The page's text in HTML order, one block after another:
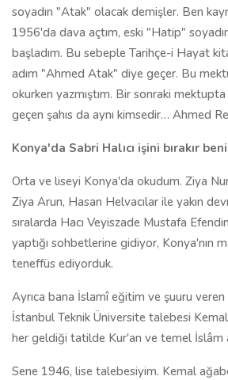
soyadın "Atak" olacak demişler. Ben
1956'da dava açtım, eski "Hatip"
başladım. Bu sebeple Tarihçe-i Hayat
adım "Ahmed Atak" diye geçer. Bu
okurken yazmıştım. Bir sonraki
geçen şahıs da aynı kimsedir… Ahmed
Konya'da Sabri Halıcı işini bırakır
Orta ve liseyi Konya'da okudum. Ziya
Ziya Arun, Hasan Helvacılar ile yakın
sıralarda Hacı Veyiszade Mustafa
yaptığı sohbetlerine gidiyor, Konya'nın
teneffüs ediyorduk.
Ayrıca bana İslamî eğitim ve şuuru
İstanbul Teknik Üniversite talebesi
her geldiği tatilde Kur'an ve temel İslâm
Sene 1946, lise talebesiyim. Kemal